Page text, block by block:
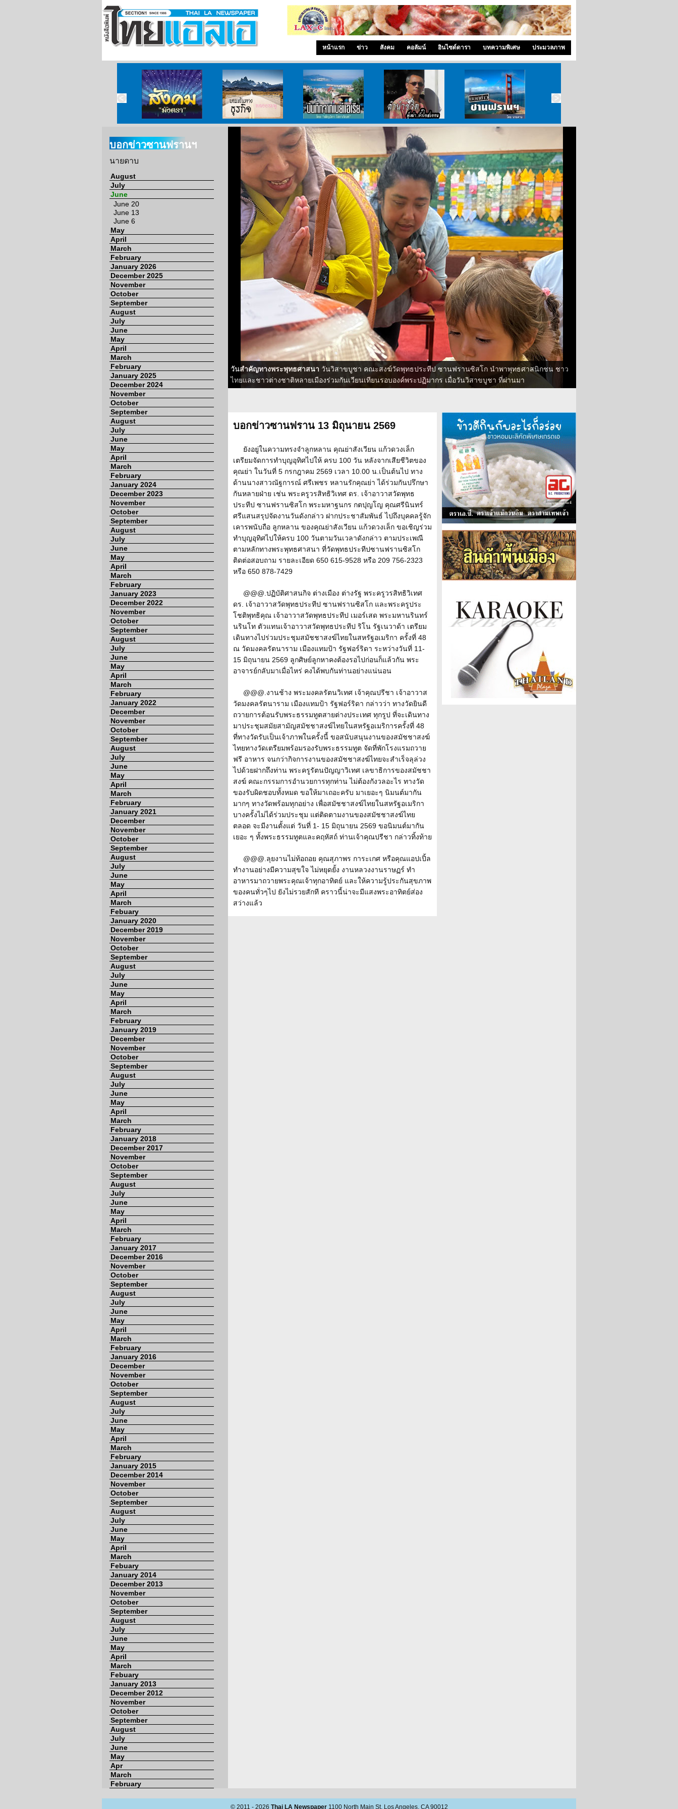
หน้าแรก ข่าว สังคม คอลัมน์ อินไซด์ดารา บทความพิเศษ ประมวลภาพ
สังคมมังตรา บนเส้นทางธุรกิจ บันทึกจากเบย์เอเรีย ลำนำ..ชีวิต บอกข่าว ซานฟราน ท่องไปใน San Francisco
บอกข่าวซานฟรานฯ
นายดาบ
August
July
June
June 20
June 13
June 6
May
April
March
February
January 2026
December 2025
November
October
September
August
July
June
May
April
March
February
January 2025
December 2024
November
October
September
August
July
June
May
April
March
February
January 2024
December 2023
November
October
September
August
July
June
May
April
March
February
January 2023
December 2022
November
October
September
August
July
June
May
April
March
February
January 2022
December
November
October
September
August
July
June
May
April
March
February
January 2021
December
November
October
September
August
July
June
May
April
March
Febuary
January 2020
December 2019
November
October
September
August
July
June
May
April
March
February
January 2019
December
November
October
September
August
July
June
May
April
March
February
January 2018
December 2017
November
October
September
August
July
June
May
April
March
February
January 2017
December 2016
November
October
September
August
July
June
May
April
March
February
January 2016
December
November
October
September
August
July
June
May
April
March
February
January 2015
December 2014
November
October
September
August
July
June
May
April
March
Febuary
January 2014
December 2013
November
October
September
August
July
June
May
April
March
Febuary
January 2013
December 2012
November
October
September
August
July
June
May
Apr
March
February
วันสำคัญทางพระพุทธศาสนา วันวิสาขบูชา คณะสงฆ์วัดพุทธประทีป ซานฟรานซิสโก นำพาพุทธศาสนิกชน ชาว
ไทยและชาวต่างชาติหลายเมืองร่วมกันเวียนเทียนรอบองค์พระปฏิมากร เมื่อวันวิสาขบูชา ที่ผ่านมา
บอกข่าวซานฟราน 13 มิถุนายน 2569
ยังอยู่ในความทรงจำลูกหลาน คุณย่าสังเวียน แก้วดวงเล็ก
เตรียมจัดการทำบุญอุทิศไปให้ ครบ 100 วัน หลังจากเสียชีวิตของ
คุณย่า ในวันที่ 5 กรกฎาคม 2569 เวลา 10.00 น.เป็นต้นไป ทาง
ด้านนางสาวณัฐการณ์ ศรีเพชร หลานรักคุณย่า ได้ร่วมกันปรึกษา
กันหลายฝ่าย เช่น พระครูวรสิทธิวิเทศ ดร. เจ้าอาวาสวัดพุทธ
ประทีป ซานฟรานซิสโก พระมหาฐนกร กตปุญโญ คุณศรีนินทร์
ศรีแสนสรุปจัดงานวันดังกล่าว ฝากประชาสัมพันธ์ ไปถึงบุคคลรู้จัก
เคารพนับถือ ลูกหลาน ของคุณย่าสังเวียน แก้วดวงเล็ก ขอเชิญร่วม
ทำบุญอุทิศไปให้ครบ 100 วันตามวันเวลาดังกล่าว ตามประเพณี
ตามหลักทางพระพุทธศาสนา ที่วัดพุทธประทีปซานฟรานซิสโก
ติดต่อสอบถาม รายละเอียด 650 615-9528 หรือ 209 756-2323
หรือ 650 878-7429
@@@.ปฏิบัติศาสนกิจ ต่างเมือง ต่างรัฐ พระครูวรสิทธิวิเทศ
ดร. เจ้าอาวาสวัดพุทธประทีป ซานฟรานซิสโก และพระครูประ
โชติพุทธิคุณ เจ้าอาวาสวัดพุทธประทีป เมอร์เสด พระมหานรินทร์
นรินโท ตัวแทนเจ้าอาวาสวัดพุทธประทีป ริโน รัฐเนวาด้า เตรียม
เดินทางไปร่วมประชุมสมัชชาสงฆ์ไทยในสหรัฐอเมริกา ครั้งที่ 48
ณ วัดมงคลรัตนาราม เมืองแทมป้า รัฐฟอร์ริดา ระหว่างวันที่ 11-
15 มิถุนายน 2569 ลูกศิษย์ลูกหาคงต้องรอไปก่อนก็แล้วกัน พระ
อาจารย์กลับมาเมื่อไหร่ คงได้พบกันท่านอย่างแน่นอน
@@@.งานช้าง พระมงคลรัตนวิเทศ เจ้าคุณปรีชา เจ้าอาวาส
วัดมงคลรัตนาราม เมืองแทมป้า รัฐฟอร์ริดา กล่าวว่า ทางวัดยินดี
ถวายการต้อนรับพระธรรมทูตสายต่างประเทศ ทุกรูป ที่จะเดินทาง
มาประชุมสมัยสามัญสมัชชาสงฆ์ไทยในสหรัฐอเมริการครั้งที่ 48
ที่ทางวัดรับเป็นเจ้าภาพในครั้งนี้ ขอสนับสนุนงานของสมัชชาสงฆ์
ไทยทางวัดเตรียมพร้อมรองรับพระธรรมทูต จัดที่พักโรงแรมถวาย
ฟรี อาหาร จนกว่ากิจการงานของสมัชชาสงฆ์ไทยจะสำเร็จลุล่วง
ไปด้วยฝากถึงท่าน พระครูรัตนปัญญาวิเทศ เลขาธิการของสมัชชา
สงฆ์ คณะกรรมการอำนวยการทุกท่าน ไม่ต้องกังวลอะไร ทางวัด
ของรับผิดชอบทั้งหมด ขอให้มาเถอะครับ มาเยอะๆ นิมนต์มากัน
มากๆ ทางวัดพร้อมทุกอย่าง เพื่อสมัชชาสงฆ์ไทยในสหรัฐอเมริกา
บางครั้งไม่ได้ร่วมประชุม แต่ติดตามงานของสมัชชาสงฆ์ไทย
ตลอด จะมีงานตั้งแต่ วันที่ 1- 15 มิถุนายน 2569 ขอนิมนต์มากัน
เยอะ ๆ ทั้งพระธรรมทูตและคฤหัสถ์ ท่านเจ้าคุณปรีชา กล่าวทิ้งท้าย
@@@.ลุยงานไม่ท้อถอย คุณสุภาพร การะเกศ หรือคุณแอปเปิ้ล
ทำงานอย่างมีความสุขใจ ไม่หยุดยั้ง งานหลวงงานราษฏร์ ทำ
อาหารมาถวายพระคุณเจ้าทุกอาทิตย์ และให้ความรู้ประกันสุขภาพ
ของคนทั่วๆไป ยังไม่รวยสักที คราวนี้น่าจะมีแสงพระอาทิตย์ส่อง
สว่างแล้ว
© 2011 - 2026 Thai LA Newspaper1100 North Main St, Los Angeles, CA 90012